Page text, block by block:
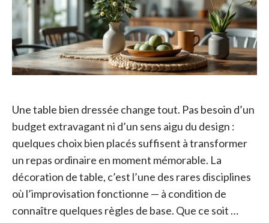
Une table bien dressée change tout. Pas besoin d’un
budget extravagant ni d’un sens aigu du design :
quelques choix bien placés suffisent à transformer
un repas ordinaire en moment mémorable. La
décoration de table, c’est l’une des rares disciplines
où l’improvisation fonctionne — à condition de
connaître quelques règles de base. Que ce soit …